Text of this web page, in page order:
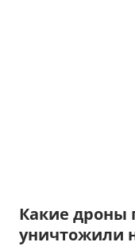
Какие дроны
уничтожили